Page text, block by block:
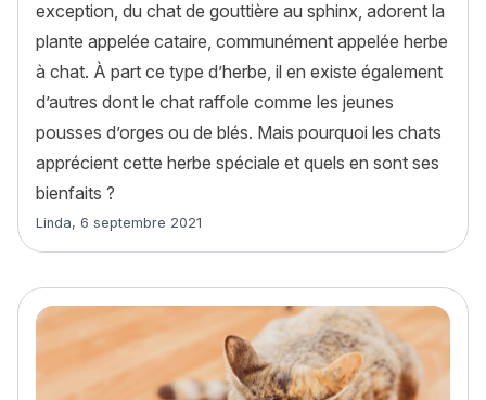
exception, du chat de gouttière au sphinx, adorent la
plante appelée cataire, communément appelée herbe
à chat. À part ce type d’herbe, il en existe également
d’autres dont le chat raffole comme les jeunes
pousses d’orges ou de blés. Mais pourquoi les chats
apprécient cette herbe spéciale et quels en sont ses
bienfaits ?
Article rédigé par
Linda, 6 septembre 2021